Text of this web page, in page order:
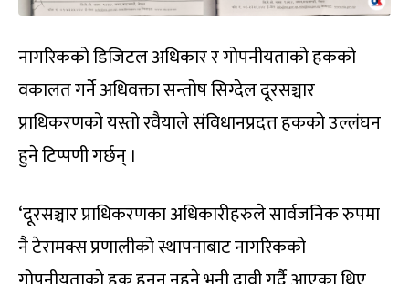
नागरिकको डिजिटल अधिकार र गोपनीयताको हकको
वकालत गर्ने अधिवक्ता सन्तोष सिग्देल दूरसञ्चार
प्राधिकरणको यस्तो रवैयाले संविधानप्रदत्त हकको उल्लंघन
हुने टिप्पणी गर्छन् ।
‘दूरसञ्चार प्राधिकरणका अधिकारीहरुले सार्वजनिक रुपमा
नै टेरामक्स प्रणालीको स्थापनाबाट नागरिकको